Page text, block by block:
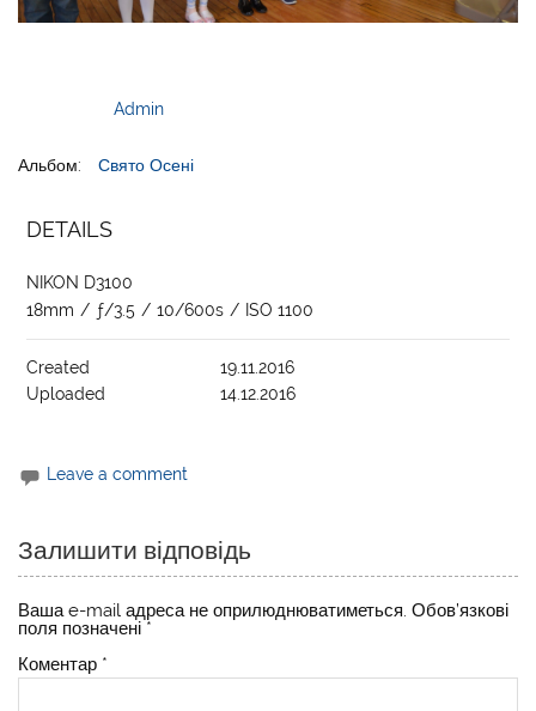
Admin
Альбом: Свято Осені
DETAILS
NIKON D3100
18mm / ƒ/3.5 / 10/600s / ISO 1100
Created
19.11.2016
Uploaded
14.12.2016
Leave a comment
Залишити відповідь
Ваша e-mail адреса не оприлюднюватиметься. Обов’язкові
поля позначені *
Коментар *